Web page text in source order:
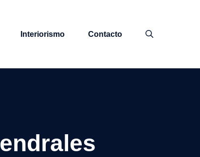
Interiorismo Contacto